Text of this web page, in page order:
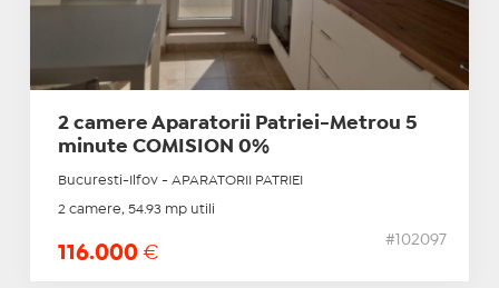
2 camere Aparatorii Patriei-Metrou 5
minute COMISION 0%
Bucuresti-Ilfov - APARATORII PATRIEI
2 camere, 54.93 mp utili
116.000 €
#102097